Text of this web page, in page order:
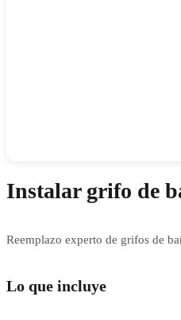
Instalar grifo de
Reemplazo experto de grifos de
Lo que incluye